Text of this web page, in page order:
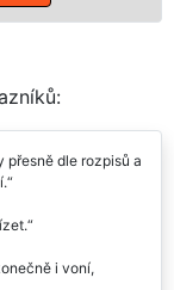
přesně dle rozpisů a
i voní,